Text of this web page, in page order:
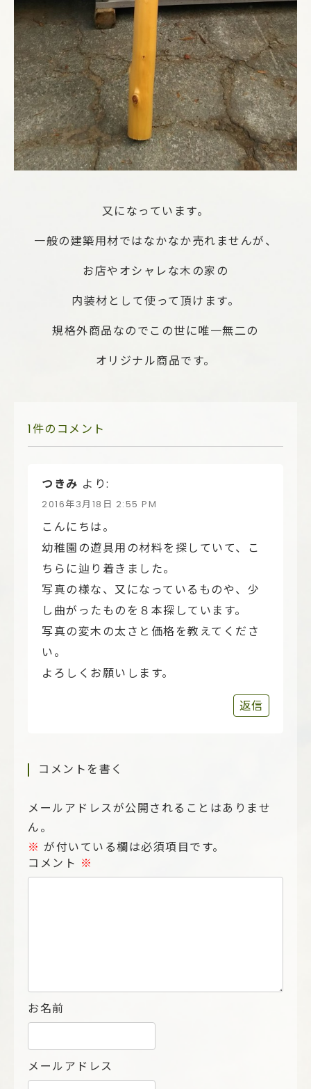
又になっています。
一般の建築用材ではなかなか売れませんが、
お店やオシャレな木の家の
内装材として使って頂けます。
規格外商品なのでこの世に唯一無二の
オリジナル商品です。
1件のコメント
つきみ より:
2016年3月18日 2:55 PM
こんにちは。
幼稚園の遊具用の材料を探していて、こ
ちらに辿り着きました。
写真の様な、又になっているものや、少
し曲がったものを８本探しています。
写真の変木の太さと価格を教えてくださ
い。
よろしくお願いします。
返信
コメントを書く
メールアドレスが公開されることはありませ
ん。
※ が付いている欄は必須項目です。
コメント ※
お名前
メールアドレス